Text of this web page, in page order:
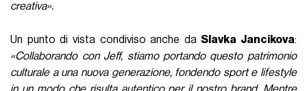
creativa».
Un punto di vista condiviso anche daSlavka Jancikova:
«Collaborando con Jeff, stiamo portando questo patrimonio
culturale a una nuova generazione, fondendo sport e lifestyle